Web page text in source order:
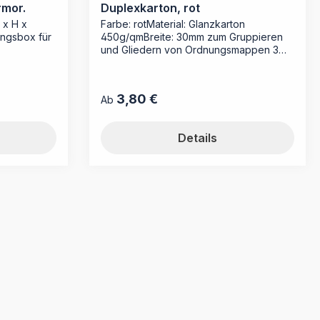
x H x
für
Duplexkarton, rot
Farbe: rotMaterial: Glanzkarton
450g/qmBreite: 30mm zum Gruppieren
und Gliedern von Ordnungsmappen 3
Regulärer Preis:
Ab 3,80 €
Details